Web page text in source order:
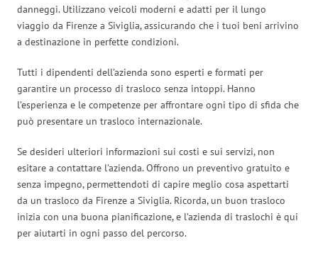
danneggi. Utilizzano veicoli moderni e adatti per il lungo
viaggio da Firenze a Siviglia, assicurando che i tuoi beni arrivino
a destinazione in perfette condizioni.
Tutti i dipendenti dell’azienda sono esperti e formati per
garantire un processo di trasloco senza intoppi. Hanno
l’esperienza e le competenze per affrontare ogni tipo di sfida che
può presentare un trasloco internazionale.
Se desideri ulteriori informazioni sui costi e sui servizi, non
esitare a contattare l’azienda. Offrono un preventivo gratuito e
senza impegno, permettendoti di capire meglio cosa aspettarti
da un trasloco da Firenze a Siviglia. Ricorda, un buon trasloco
inizia con una buona pianificazione, e l’azienda di traslochi è qui
per aiutarti in ogni passo del percorso.